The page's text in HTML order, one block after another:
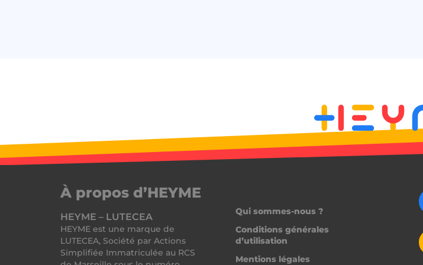
À propos d’HEYME
HEYME – LUTECEA
HEYME est une marque de
LUTECEA, Société par Actions
Simplifiée Immatriculée au RCS
Qui sommes-nous ?
Conditions générales
d’utilisation
Mentions légales
On Direct Business
Services Limited
.accounts.livechatinc.com
heyme_session
CookieScriptConsent